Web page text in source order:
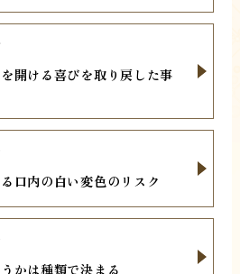
開ける喜びを取り戻した事
口内の白い変色のリスク
かは種類で決まる